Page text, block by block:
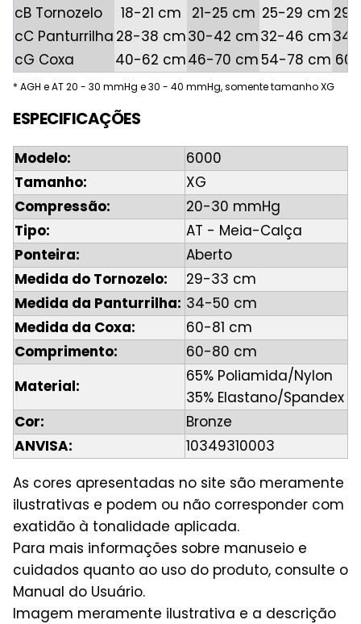
cB Tornozelo 18-21 cm 21-25 cm 25-29 cm
cC Panturrilha 28-38 cm30-42 cm32-46 cm
cG Coxa
40-62 cm46-70 cm54-78 cm
* AGH e AT 20 - 30 mmHg e 30 - 40 mmHg, somente tamanho XG
ESPECIFICAÇÕES
Modelo:
6000
Tamanho:
XG
Compressão:
20-30 mmHg
Tipo:
AT - Meia-Calça
Ponteira:
Aberto
Medida do Tornozelo:
29-33 cm
Medida da Panturrilha: 34-50 cm
Medida da Coxa:
60-81 cm
Comprimento:
60-80 cm
Material:
65% Poliamida/Nylon
35% Elastano/Spandex
Cor:
Bronze
ANVISA:
10349310003
As cores apresentadas no site são meramente
ilustrativas e podem ou não corresponder com
exatidão à tonalidade aplicada.
Para mais informações sobre manuseio e
cuidados quanto ao uso do produto, consulte o
Manual do Usuário.
Imagem meramente ilustrativa e a descrição